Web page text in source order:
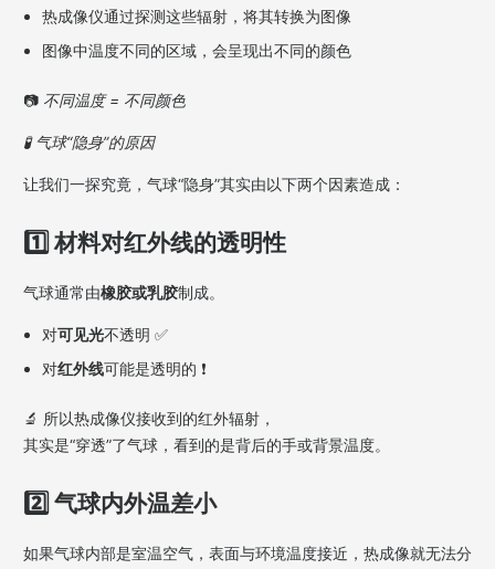
热成像仪通过探测这些辐射，将其转换为图像
图像中温度不同的区域，会呈现出不同的颜色
📷 不同温度 = 不同颜色
🧪 气球“隐身”的原因
让我们一探究竟，气球“隐身”其实由以下两个因素造成：
1️⃣ 材料对红外线的透明性
气球通常由橡胶或乳胶制成。
对可见光不透明 ✅
对红外线可能是透明的 ❗
🔬 所以热成像仪接收到的红外辐射，
其实是“穿透”了气球，看到的是背后的手或背景温度。
2️⃣ 气球内外温差小
如果气球内部是室温空气，表面与环境温度接近， 热成像就无法分